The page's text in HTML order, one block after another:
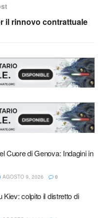
il rinnovo contrattuale
Cuore di Genova: Indagini in
AGOSTO 9, 2026 0
Kiev: colpito il distretto di